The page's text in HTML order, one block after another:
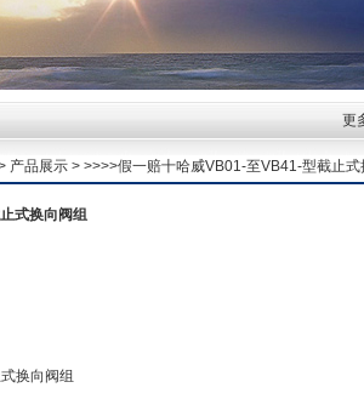
更
产品展示 > >>>>假一赔十哈威VB01-至VB41-型截止式
式换向阀组
换向阀组